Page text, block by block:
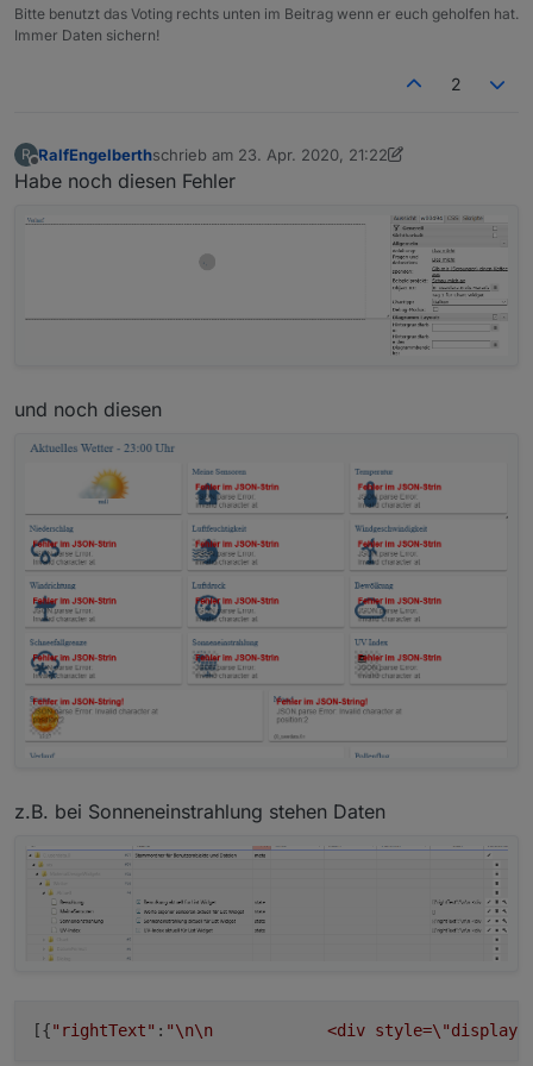
Bitte benutzt das Voting rechts unten im Beitrag wenn er euch geholfen hat.
Immer Daten sichern!
2
R
Offline
RalfEngelberthschrieb am 23. Apr. 2020, 21:22
zuletzt editiert von Negalein
Habe noch diesen Fehler
und noch diesen
z.B. bei Sonneneinstrahlung stehen Daten
[{"rightText" : "\n\n
            <div style=
\"